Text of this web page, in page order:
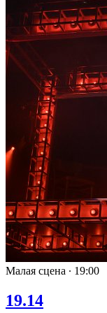
Малая сцена ∙ 19:00
19.14